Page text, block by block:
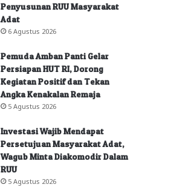
Penyusunan RUU Masyarakat
Adat
6 Agustus 2026
Pemuda Amban Panti Gelar
Persiapan HUT RI, Dorong
Kegiatan Positif dan Tekan
Angka Kenakalan Remaja
5 Agustus 2026
Investasi Wajib Mendapat
Persetujuan Masyarakat Adat,
Wagub Minta Diakomodir Dalam
RUU
5 Agustus 2026